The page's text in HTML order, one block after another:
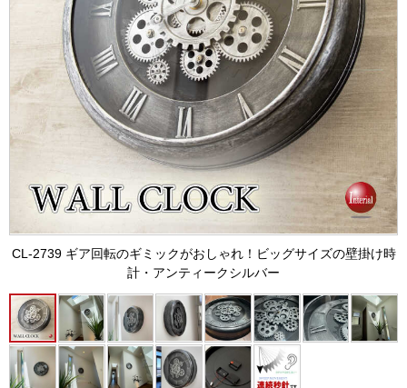
CL-2739 ギア回転のギミックがおしゃれ！ビッグサイズの壁掛け時
計・アンティークシルバー